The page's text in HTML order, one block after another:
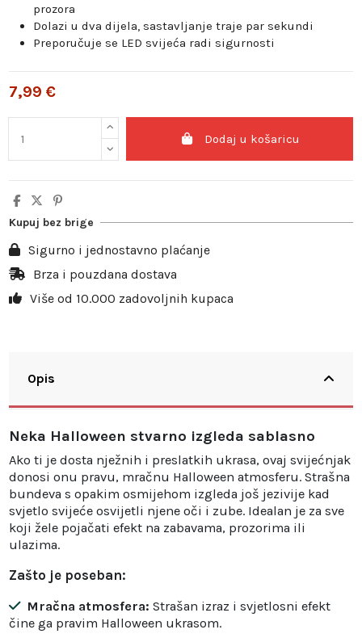
prozora
Dolazi u dva dijela, sastavljanje traje par sekundi
Preporučuje se LED svijeća radi sigurnosti
7,99 €
Dodaj u košaricu
Kupuj bez brige
Sigurno i jednostavno plaćanje
Brza i pouzdana dostava
Više od 10.000 zadovoljnih kupaca
Opis
Neka Halloween stvarno izgleda sablasno
Ako ti je dosta nježnih i preslatkih ukrasa, ovaj svijećnjak
donosi onu pravu, mračnu Halloween atmosferu. Strašna
bundeva s opakim osmijehom izgleda još jezivije kad
svjetlo svijeće osvijetli njene oči i zube. Idealan je za sve
koji žele pojačati efekt na zabavama, prozorima ili
ulazima.
Zašto je poseban:
Mračna atmosfera: Strašan izraz i svjetlosni efekt
čine ga pravim Halloween ukrasom.